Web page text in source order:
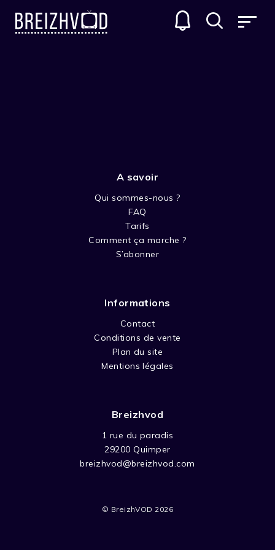
A savoir
Qui sommes-nous ?
FAQ
Tarifs
Comment ça marche ?
S’abonner
Informations
Contact
Conditions de vente
Plan du site
Mentions légales
Breizhvod
1 rue du paradis
29200 Quimper
breizhvod@breizhvod.com
© BreizhVOD 2026